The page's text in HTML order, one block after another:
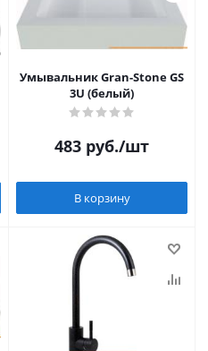
Умывальник Gran-Stone GS
3U (белый)
483 руб./шт
В корзину